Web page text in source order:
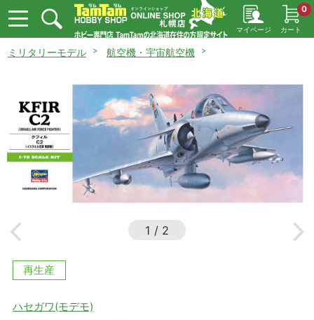
マイページ カート
0
ミリタリーモデル 航空機・宇宙航空機
1 / 2
再生産
ハセガワ(モデモ)